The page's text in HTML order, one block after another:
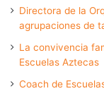
Directora de la
agrupaciones de
La convivencia
Escuelas Aztecas
Coach de